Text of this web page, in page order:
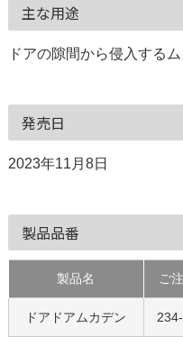
主な用途
ドアの隙間から侵入する
発売日
2023年11月8日
製品品番
製品名 ご
ドアドアムカデン